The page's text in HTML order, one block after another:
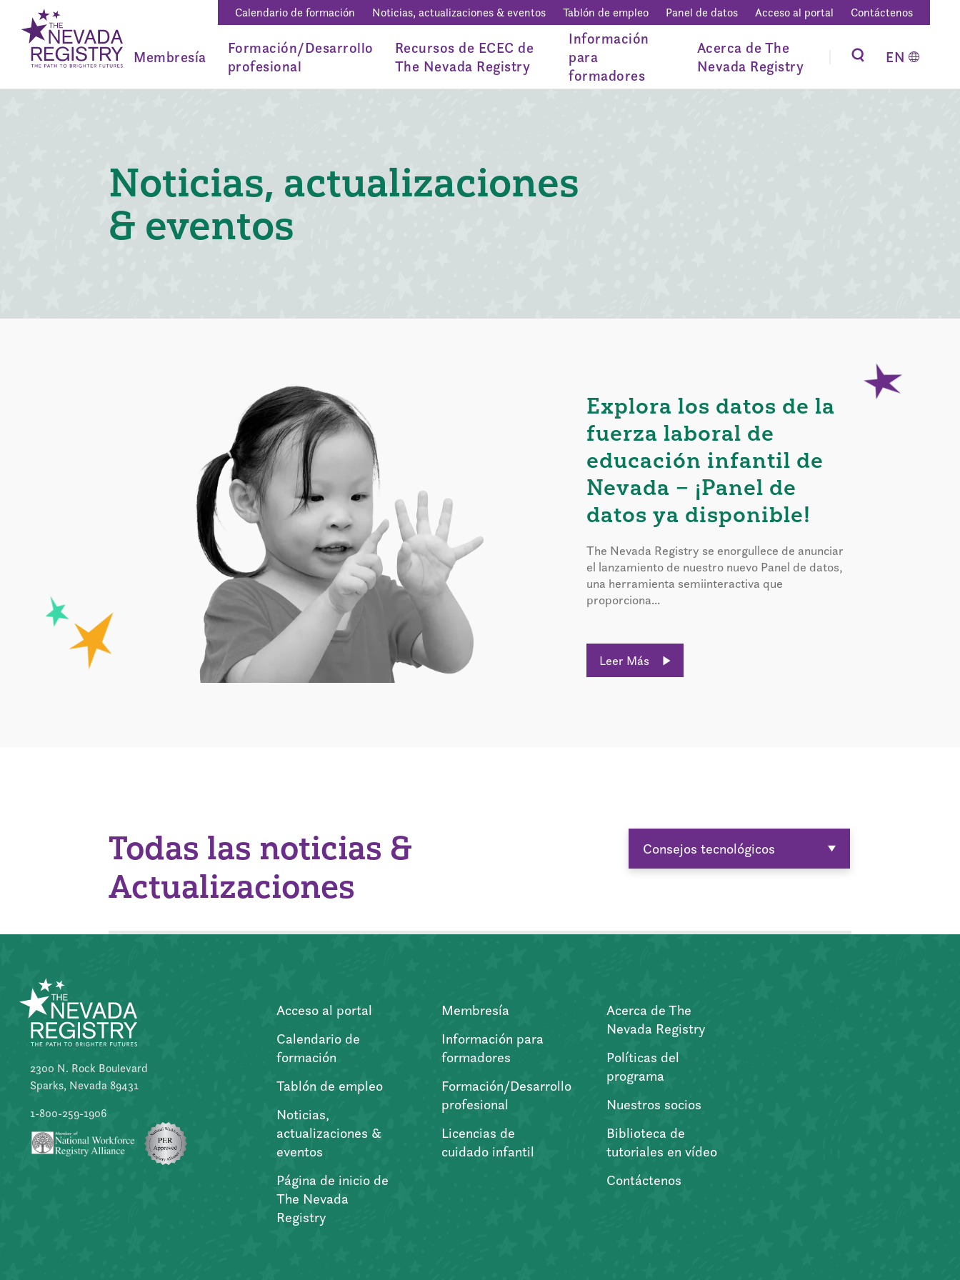
Calendario de formación Noticias, actualizaciones & eventos Tablón de empleo Panel de datos Acceso al portal Contáctenos
Membresía
Formación/Desarrollo
profesional
Recursos de ECEC de
The Nevada Registry
Información
para
formadores
Acerca de The
Nevada Registry
EN
Noticias, actualizaciones
& eventos
Explora los datos de la
fuerza laboral de
educación infantil de
Nevada – ¡Panel de
datos ya disponible!
The Nevada Registry se enorgullece de anunciar
el lanzamiento de nuestro nuevo Panel de datos,
una herramienta semiinteractiva que
proporciona...
Leer Más
Todas las noticias &
Actualizaciones
Consejos tecnológicos
2300 N. Rock Boulevard
Sparks, Nevada 89431
1-800-259-1906
Acceso al portal
Calendario de
formación
Tablón de empleo
Noticias,
actualizaciones &
eventos
Página de inicio de
The Nevada
Registry
Membresía
Información para
formadores
Formación/Desarrollo
profesional
Licencias de
cuidado infantil
Acerca de The
Nevada Registry
Políticas del
programa
Nuestros socios
Biblioteca de
tutoriales en vídeo
Contáctenos